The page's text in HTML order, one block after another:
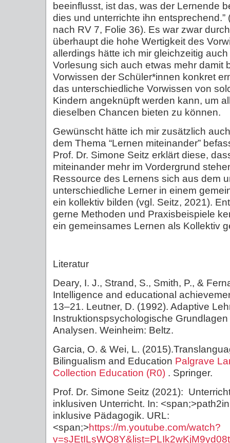
beeinflusst, ist das, was der Lernende
dies und unterrichte ihn entsprechend.”
nach RV 7, Folie 36). Es war zwar
überhaupt die hohe Wertigkeit des
allerdings hätte ich mir gleichzeitig
Vorlesung sich auch etwas mehr damit
Vorwissen der Schüler*innen konkret
das unterschiedliche Vorwissen von
Kindern angeknüpft werden kann, um
dieselben Chancen bieten zu können.
Gewünscht hätte ich mir zusätzlich
dem Thema “Lernen miteinander”
Prof. Dr. Simone Seitz erklärt diese,
miteinander mehr im Vordergrund
Ressource des Lernens sich aus dem
unterschiedliche Lerner in einem
ein kollektiv bilden (vgl. Seitz, 2021).
gerne Methoden und Praxisbeispiele
ein gemeinsames Lernen als Kollektiv
Literatur
Deary, I. J., Strand, S., Smith, P., &
Intelligence and educational
13–21. Leutner, D. (1992). Adaptive
Instruktionspsychologische
Analysen. Weinheim: Beltz.
Garcia, O. & Wei, L.
Bilingualism and Education Palgrave
Collection Education (R0) . Springer.
Prof. Dr. Simone Seitz (2021):
inklusiven Unterricht. In:
inklusive Pädagogik. URL:
<span;>https://m.youtube.com/watch?